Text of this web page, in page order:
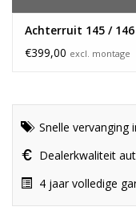
Achterruit 145 / 146
€399,00 excl. montage
Snelle
Dealerkwaliteit
4 jaar volledige